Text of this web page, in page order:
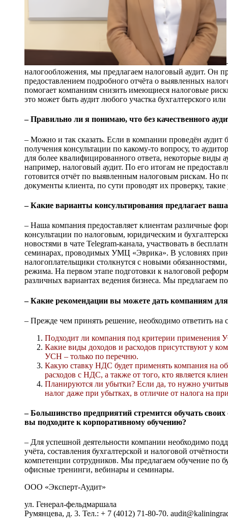
налогообложения, мы предлагаем налоговый аудит. Он
предоставлением подробного отчёта о выявленных
помогает компаниям снизить имеющиеся налоговые
это может быть аудит любого участка бухгалтерского
– Правильно ли я понимаю, что без качественного
– Можно и так сказать. Если в компании проведён аудит
получения консультации по какому-то вопросу, то
для более квалифицированного ответа, некоторые виды
например, налоговый аудит. По его итогам не
готовится отчёт по выявленным налоговым рискам. Но
документы клиента, по сути проводят их проверку,
– Какие варианты консультирования предлагает
– Наша компания предоставляет клиентам различные
консультации по налоговым, юридическим и
новостями в чате Telegram-канала, участвовать в
семинарах, проводимых УМЦ «Эврика». В условиях
налогоплательщики столкнутся с новыми
режима. На первом этапе подготовки к налоговой
различных вариантах ведения бизнеса. Мы предлагаем
– Какие рекомендации вы можете дать компаниям
– Прежде чем принять решение, необходимо ответить
Подходит ли компания под критерии применения
Какие виды доходов и расходов присутствуют у
УСН – только по перечню.
Какую ставку НДС будет применять компания на
расходов с НДС, а также от того, кто является
Планируются ли убытки? Если да, то нужно
налог даже при убытках, в отличие от налога на
– Большинство предприятий стремится обучать
вы подходите к корпоративному обучению?
– Для успешной деятельности компании необходимо
учёта, составления бухгалтерской и налоговой
компетенции сотрудников. Мы предлагаем обучение по
офисные тренинги, вебинары и семинары.
ООО «Эксперт-Аудит»
ул. Генерал-фельдмаршала
Румянцева, д. 3. Тел.: + 7 (4012) 71-80-70.